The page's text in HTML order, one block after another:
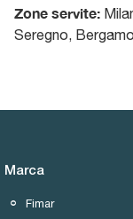
Zone servite:
Seregno,
Marca
Fimar